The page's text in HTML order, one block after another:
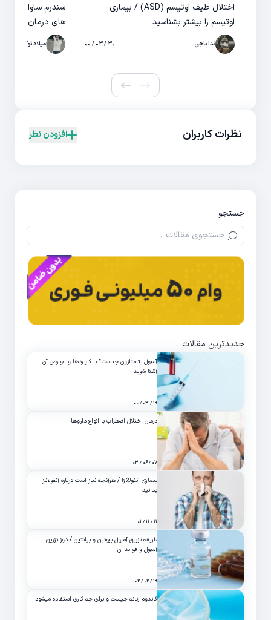
اختلال طیف اوتیسم (ASD) / بیماری
اوتیسم را بیشتر بشناسید
ندا ناجی ۳۰ / ۰۳ / ۰۰
سندرم ساوانت
های درمان آن
میلاد توکلی
نظرات کاربران افزودن نظر
جستجو
جدیدترین مقالات
آمپول بتامتازون چیست؟ با کاربردها و عوارض آن
آشنا شوید
۱۹ / ۰۳ / ۰۰
درمان اختلال اضطراب با انواع داروها
۰۷ / ۰۶ / ۰۳
بیماری آنفولانزا / هرآنچه نیاز است درباره آنفولانزا
بدانید
۱۱ / ۱۱ / ۰۱
طریقه تزریق آمپول بیوتین و بپانتین / دوز تزریق
آمپول و فواید آن
۱۹ / ۰۲ / ۰۲
کاندوم زنانه چیست و برای چه کاری استفاده میشود